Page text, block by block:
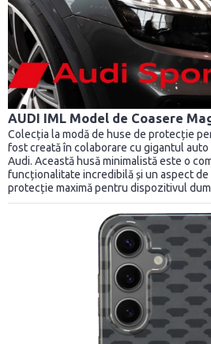
AUDI IML Model de Coasere
Colecția la modă de huse de protecție
fost creată în colaborare cu gigantul
Audi. Această husă minimalistă este o
funcționalitate incredibilă și un aspect
protecție maximă pentru dispozitivul